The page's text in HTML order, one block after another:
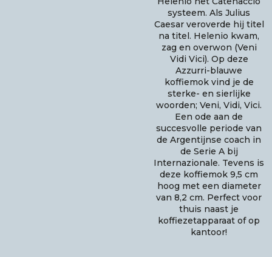
systeem. Als Julius
Caesar veroverde hij titel
na titel. Helenio kwam,
zag en overwon (Veni
Vidi Vici). Op deze
Azzurri-blauwe
koffiemok vind je de
sterke- en sierlijke
woorden; Veni, Vidi, Vici.
Een ode aan de
succesvolle periode van
de Argentijnse coach in
de Serie A bij
Internazionale. Tevens is
deze koffiemok 9,5 cm
hoog met een diameter
van 8,2 cm. Perfect voor
thuis naast je
koffiezetapparaat of op
kantoor!